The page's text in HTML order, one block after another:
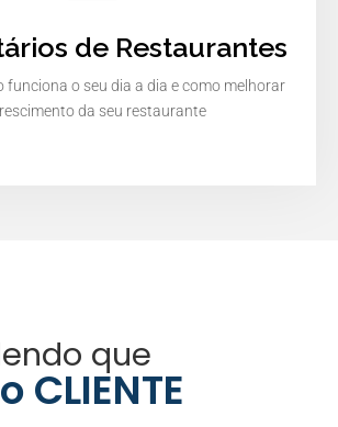
de Restaurantes
funciona o seu dia a dia e como melhorar
da seu restaurante
que
o CLIENTE